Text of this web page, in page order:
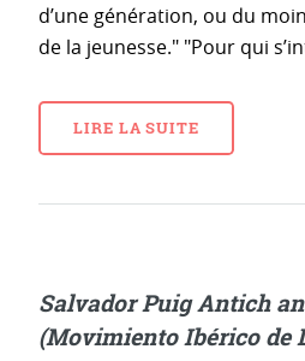
d’une génération, ou du
de la jeunesse." "Pour qui
LIRE LA SUITE
Salvador Puig Antich
(Movimiento Ibérico de